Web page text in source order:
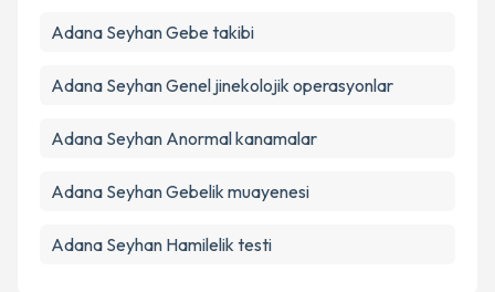
Adana Seyhan Gebe takibi
Adana Seyhan Genel jinekolojik operasyonlar
Adana Seyhan Anormal kanamalar
Adana Seyhan Gebelik muayenesi
Adana Seyhan Hamilelik testi